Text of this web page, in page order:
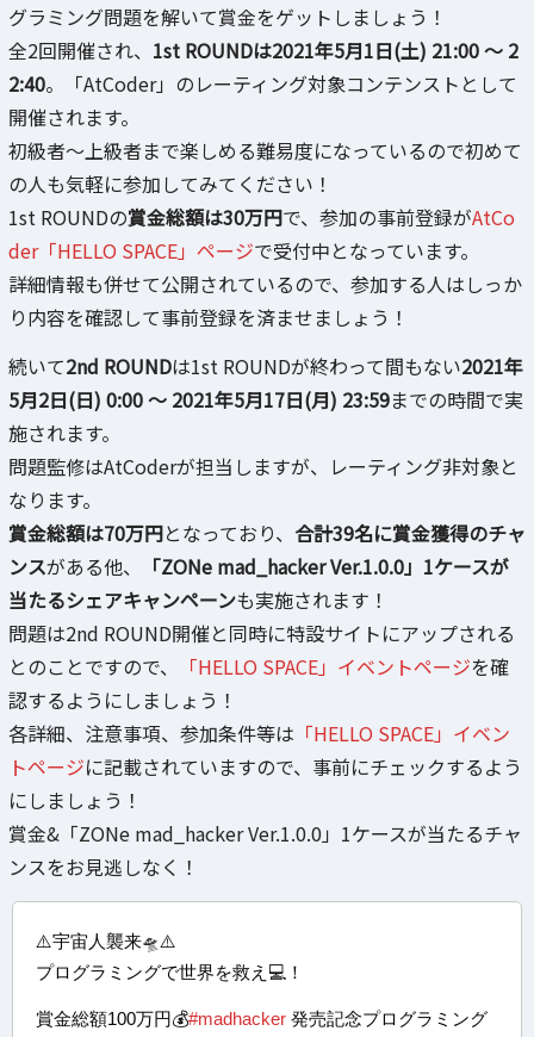
グラミング問題を解いて賞金をゲットしましょう！
全2回開催され、 1st ROUNDは2021年5月1日(土) 21:00 ～ 2
2:40。「AtCoder」のレーティング対象コンテンストとして
開催されます。
初級者～上級者まで楽しめる難易度になっているので初めて
の人も気軽に参加してみてください！
1st ROUNDの賞金総額は30万円で、参加の事前登録がAtCo
der「HELLO SPACE」ページで受付中となっています。
詳細情報も併せて公開されているので、参加する人はしっか
り内容を確認して事前登録を済ませましょう！
続いて2nd ROUNDは1st ROUNDが終わって間もない2021年
5月2日(日) 0:00 ～ 2021年5月17日(月) 23:59までの時間で実
施されます。
問題監修はAtCoderが担当しますが、レーティング非対象と
なります。
賞金総額は70万円となっており、 合計39名に賞金獲得のチャ
ンスがある他、
「ZONe mad_hacker Ver.1.0.0」1ケースが
当たるシェアキャンペーンも実施されます！
問題は2nd ROUND開催と同時に特設サイトにアップされる
とのことですので、
「HELLO SPACE」イベントページを確
認するようにしましょう！
各詳細、注意事項、参加条件等は 「HELLO SPACE」イベン
トページに記載されていますので、事前にチェックするよう
にしましょう！
賞金&「ZONe mad_hacker Ver.1.0.0」1ケースが当たるチャ
ンスをお見逃しなく！
⚠️宇宙人襲来🛸⚠️
プログラミングで世界を救え💻！
賞金総額100万円💰#madhacker 発売記念プログラミング